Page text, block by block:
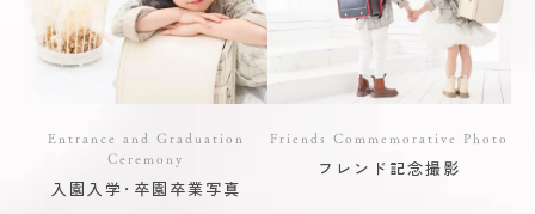
Entrance and Graduation
Ceremony
入園入学･卒園卒業写真
Friends Commemorative Photo
フレンド記念撮影